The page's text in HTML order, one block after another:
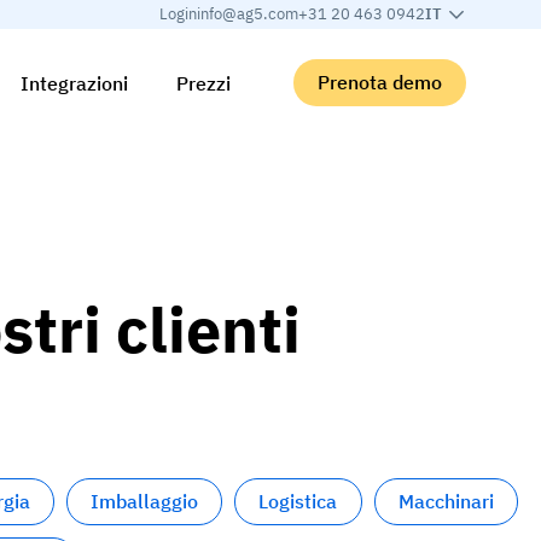
Logininfo@ag5.com+31 20 463 0942IT
Integrazioni Prezzi Prenota demo
clienti
Imballaggio Logistica Macchinari